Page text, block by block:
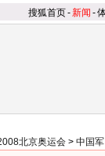
搜狐首页-新闻 -
北京奥运会 > 中国